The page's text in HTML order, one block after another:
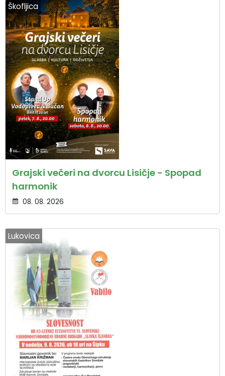
Škofljica
Grajski večeri na dvorcu Lisičje - Spopad
harmonik
08. 08. 2026
Lukovica